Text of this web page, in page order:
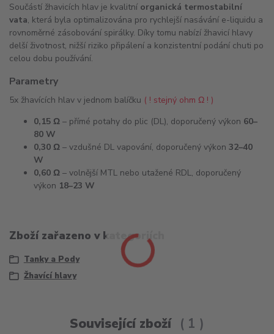
Součástí žhavicích hlav je kvalitní organická termostabilní
vata, která byla optimalizována pro rychlejší nasávání e-liquidu a
rovnoměrné zásobování spirálky. Díky tomu nabízí žhavicí hlavy
delší životnost, nižší riziko připálení a konzistentní podání chuti po
celou dobu používání.
Parametry
5x žhavících hlav v jednom balíčku ( ! stejný ohm Ω ! )
0,15 Ω – přímé potahy do plic (DL), doporučený výkon 60–
80 W
0,30 Ω – vzdušné DL vapování, doporučený výkon 32–40
W
0,60 Ω – volnější MTL nebo utažené RDL, doporučený
výkon 18–23 W
Zboží zařazeno v kategoriích
Tanky a Pody
Žhavící hlavy
Související zboží 1